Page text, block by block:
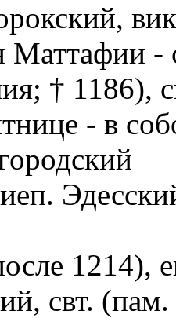
Маттафии -
† 1186),
- в
1214),
свт.